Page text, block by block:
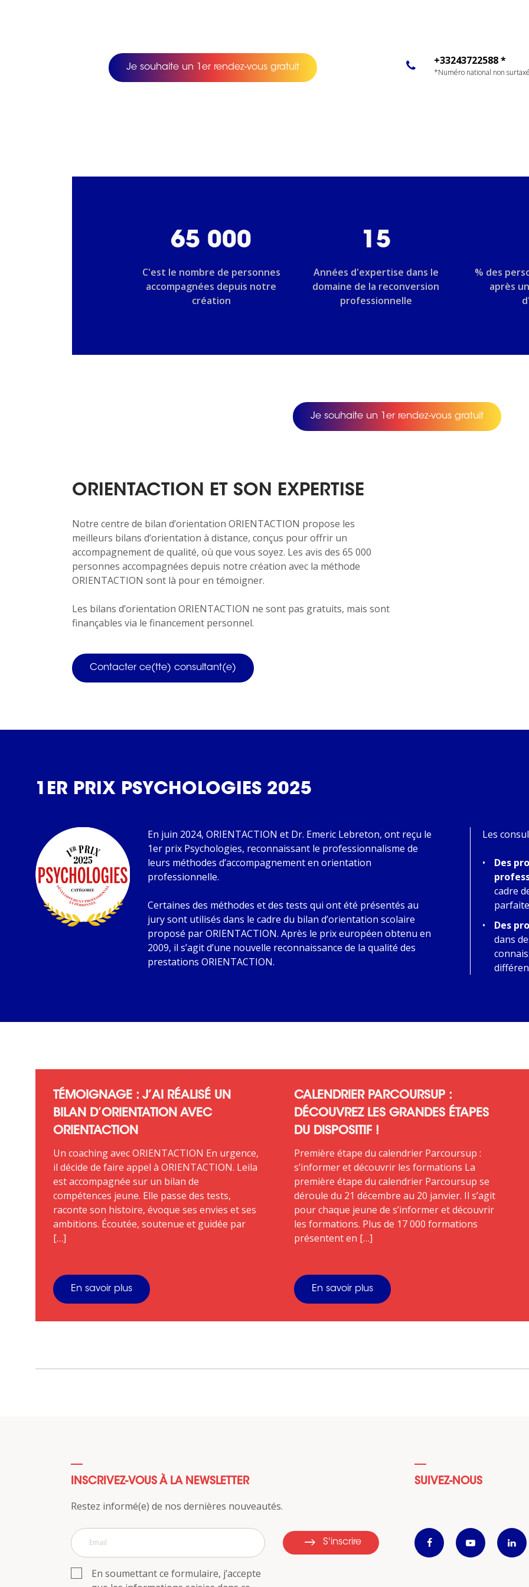
Je souhaite un 1er rendez-vous gratuit
+33243722588 *
*Numéro national non
65 000
C'est le nombre de personnes
accompagnées depuis notre
création
15
Années d'expertise dans le
domaine de la reconversion
professionnelle
% des
après
Je souhaite un 1er rendez-vous gratuit
ORIENTACTION ET SON EXPERTISE
Notre centre de bilan d’orientation ORIENTACTION propose les
meilleurs bilans d’orientation à distance, conçus pour offrir un
accompagnement de qualité, où que vous soyez. Les avis des 65 000
personnes accompagnées depuis notre création avec la méthode
ORIENTACTION sont là pour en témoigner.
Les bilans d’orientation ORIENTACTION ne sont pas gratuits, mais sont
finançables via le financement personnel.
Contacter ce(tte) consultant(e)
1ER PRIX PSYCHOLOGIES 2025
En juin 2024, ORIENTACTION et Dr. Emeric Lebreton, ont reçu le
1er prix Psychologies, reconnaissant le professionnalisme de
leurs méthodes d’accompagnement en orientation
professionnelle.
Certaines des méthodes et des tests qui ont été présentés au
jury sont utilisés dans le cadre du bilan d’orientation scolaire
proposé par ORIENTACTION. Après le prix européen obtenu en
2009, il s’agit d’une nouvelle reconnaissance de la qualité des
prestations ORIENTACTION.
Les
Des
cadre
Des
dans
TÉMOIGNAGE : J’AI RÉALISÉ UN
BILAN D’ORIENTATION AVEC
ORIENTACTION
Un coaching avec ORIENTACTION En urgence,
il décide de faire appel à ORIENTACTION. Leila
est accompagnée sur un bilan de
compétences jeune. Elle passe des tests,
raconte son histoire, évoque ses envies et ses
ambitions. Écoutée, soutenue et guidée par
[…]
En savoir plus
CALENDRIER PARCOURSUP :
DÉCOUVREZ LES GRANDES ÉTAPES
DU DISPOSITIF !
Première étape du calendrier Parcoursup :
s’informer et découvrir les formations La
première étape du calendrier Parcoursup se
déroule du 21 décembre au 20 janvier. Il s’agit
pour chaque jeune de s’informer et découvrir
les formations. Plus de 17 000 formations
présentent en […]
En savoir plus
INSCRIVEZ-VOUS À LA NEWSLETTER
Restez informé(e) de nos dernières nouveautés.
En soumettant ce formulaire, j’accepte
S'inscrire
SUIVEZ-NOUS